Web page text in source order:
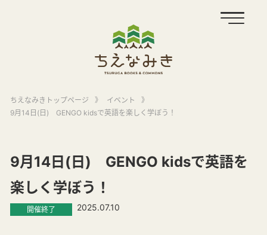
ちえなみきトップページ 》 イベント
》
9月14日(日) GENGO kidsで英語を楽しく学ぼう！
9月14日(日) GENGO kidsで英語を
楽しく学ぼう！
開催終了 2025.07.10